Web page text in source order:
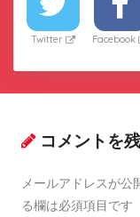
Twitter Facebook
コメントを
メールアドレスが公
る欄は必須項目です